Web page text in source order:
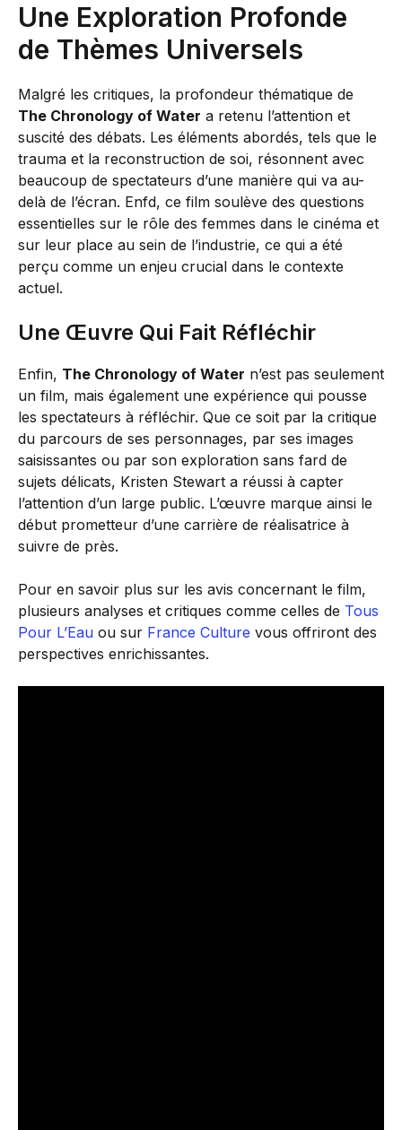
Une Exploration Profonde
de Thèmes Universels
Malgré les critiques, la profondeur thématique de
The Chronology of Water a retenu l’attention et
suscité des débats. Les éléments abordés, tels que le
trauma et la reconstruction de soi, résonnent avec
beaucoup de spectateurs d’une manière qui va au-
delà de l’écran. Enfd, ce film soulève des questions
essentielles sur le rôle des femmes dans le cinéma et
sur leur place au sein de l’industrie, ce qui a été
perçu comme un enjeu crucial dans le contexte
actuel.
Une Œuvre Qui Fait Réfléchir
Enfin, The Chronology of Water n’est pas seulement
un film, mais également une expérience qui pousse
les spectateurs à réfléchir. Que ce soit par la critique
du parcours de ses personnages, par ses images
saisissantes ou par son exploration sans fard de
sujets délicats, Kristen Stewart a réussi à capter
l’attention d’un large public. L’œuvre marque ainsi le
début prometteur d’une carrière de réalisatrice à
suivre de près.
Pour en savoir plus sur les avis concernant le film,
plusieurs analyses et critiques comme celles de Tous
Pour L’Eau ou sur France Culture vous offriront des
perspectives enrichissantes.